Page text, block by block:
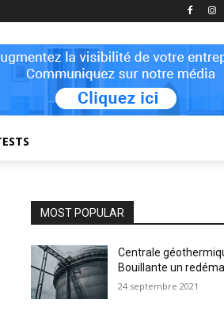
MOST POPULAR
Centrale
Bouillante un
24 septembre 2021